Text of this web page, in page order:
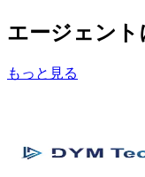
エージェント
もっと見る